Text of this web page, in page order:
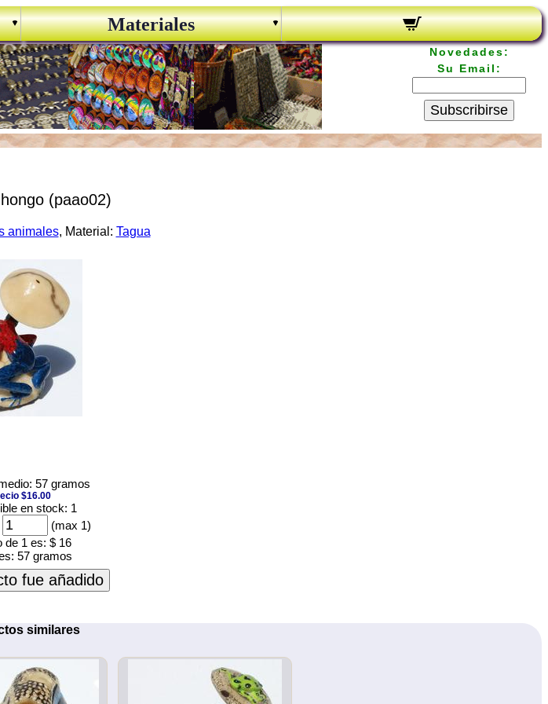
Materiales
Novedades:
Su Email:
Subscribirse
(paao02)
animales, Material: Tagua
57 gramos
$16.00
en stock: 1
(max 1)
de 1 es: $ 16
57 gramos
fue añadido
similares